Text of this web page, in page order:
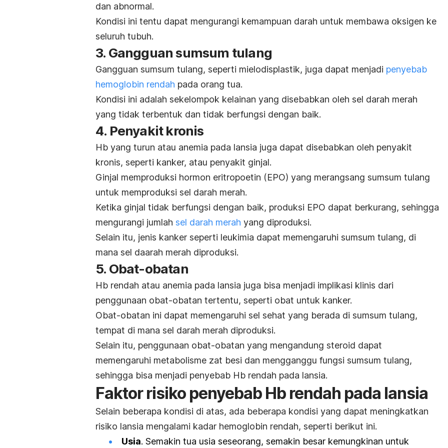
dan abnormal.
Kondisi ini tentu dapat mengurangi kemampuan darah untuk membawa oksigen ke
seluruh tubuh.
3. Gangguan sumsum tulang
Gangguan sumsum tulang, seperti mielodisplastik, juga dapat menjadi penyebab
hemoglobin rendah pada orang tua.
Kondisi ini adalah sekelompok kelainan yang disebabkan oleh sel darah merah
yang tidak terbentuk dan tidak berfungsi dengan baik.
4. Penyakit kronis
Hb yang turun atau anemia pada lansia juga dapat disebabkan oleh penyakit
kronis, seperti kanker, atau penyakit ginjal.
Ginjal memproduksi hormon eritropoetin (EPO) yang merangsang sumsum tulang
untuk memproduksi sel darah merah.
Ketika ginjal tidak berfungsi dengan baik, produksi EPO dapat berkurang, sehingga
mengurangi jumlah sel darah merah yang diproduksi.
Selain itu, jenis kanker seperti leukimia dapat memengaruhi sumsum tulang, di
mana sel daarah merah diproduksi.
5. Obat-obatan
Hb rendah atau anemia pada lansia juga bisa menjadi implikasi klinis dari
penggunaan obat-obatan tertentu, seperti obat untuk kanker.
Obat-obatan ini dapat memengaruhi sel sehat yang berada di sumsum tulang,
tempat di mana sel darah merah diproduksi.
Selain itu, penggunaan obat-obatan yang mengandung steroid dapat
memengaruhi metabolisme zat besi dan mengganggu fungsi sumsum tulang,
sehingga bisa menjadi penyebab Hb rendah pada lansia.
Faktor risiko penyebab Hb rendah pada lansia
Selain beberapa kondisi di atas, ada beberapa kondisi yang dapat meningkatkan
risiko lansia mengalami kadar hemoglobin rendah, seperti berikut ini.
Usia. Semakin tua usia seseorang, semakin besar kemungkinan untuk